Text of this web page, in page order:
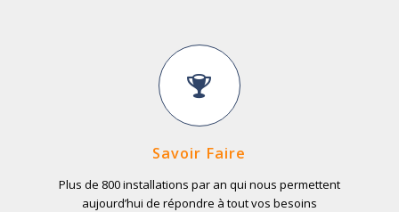
Savoir Faire
Plus de 800 installations par an qui nous permettent
aujourd’hui de répondre à tout vos besoins